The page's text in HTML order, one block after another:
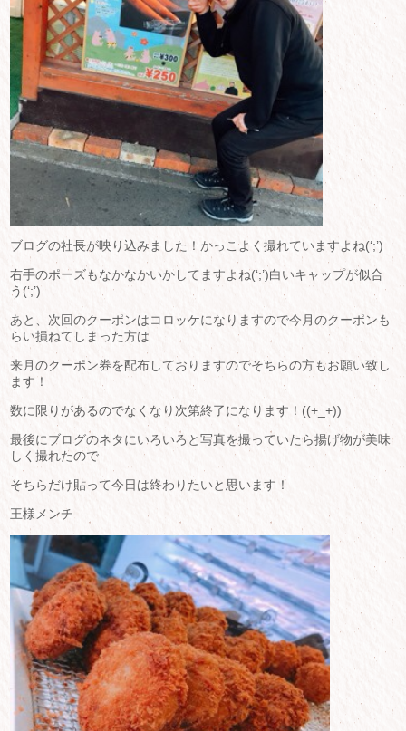
ブログの社長が映り込みました！かっこよく撮れていますよね(‘;’)
右手のポーズもなかなかいかしてますよね(‘;’)白いキャップが似合
う(‘;’)
あと、次回のクーポンはコロッケになりますので今月のクーポンも
らい損ねてしまった方は
来月のクーポン券を配布しておりますのでそちらの方もお願い致し
ます！
数に限りがあるのでなくなり次第終了になります！((+_+))
最後にブログのネタにいろいろと写真を撮っていたら揚げ物が美味
しく撮れたので
そちらだけ貼って今日は終わりたいと思います！
王様メンチ